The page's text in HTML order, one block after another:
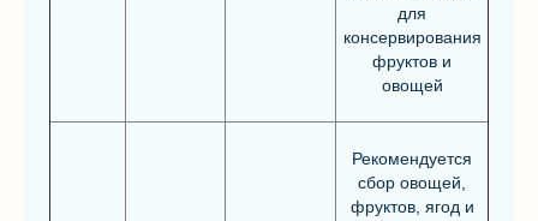
для
консервирования
фруктов и
овощей
Рекомендуется
сбор овощей,
фруктов, ягод и